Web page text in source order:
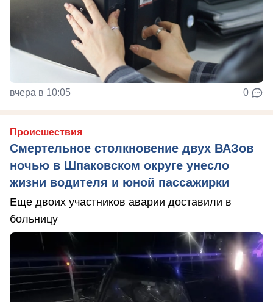
вчера в 10:05 0
Происшествия
Смертельное столкновение двух ВАЗов
ночью в Шпаковском округе унесло
жизни водителя и юной пассажирки
Еще двоих участников аварии доставили в
больницу